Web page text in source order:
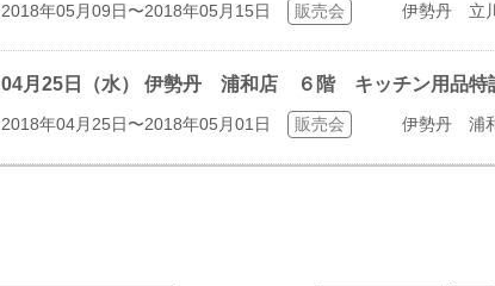
2018年05月09日〜2018年05月15日 販売会 伊勢丹 立
04月25日（水） 伊勢丹 浦和店 ６階 キッチン用品特
2018年04月25日〜2018年05月01日 販売会 伊勢丹 浦